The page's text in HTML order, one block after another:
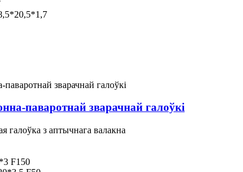
паваротнай зварачнай галоўкі
галоўка з аптычнага валакна
F150